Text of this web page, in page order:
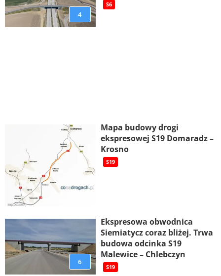
4
S6
Mapa budowy drogi
ekspresowej S19 Domaradz –
Krosno
S19
6
Ekspresowa obwodnica
Siemiatycz coraz bliżej. Trwa
budowa odcinka S19
Malewice – Chlebczyn
S19